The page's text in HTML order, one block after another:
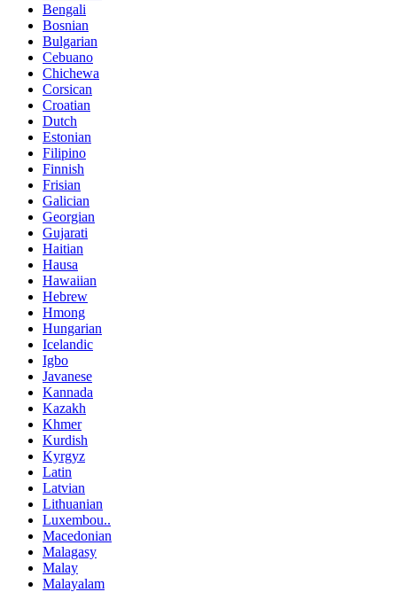
Bengali
Bosnian
Bulgarian
Cebuano
Chichewa
Corsican
Croatian
Dutch
Estonian
Filipino
Finnish
Frisian
Galician
Georgian
Gujarati
Haitian
Hausa
Hawaiian
Hebrew
Hmong
Hungarian
Icelandic
Igbo
Javanese
Kannada
Kazakh
Khmer
Kurdish
Kyrgyz
Latin
Latvian
Lithuanian
Luxembou..
Macedonian
Malagasy
Malay
Malayalam